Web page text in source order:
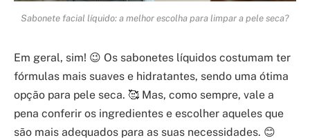
Sabonete facial líquido: a melhor escolha para limpar a pele seca?
Em geral, sim! 😉 Os sabonetes líquidos costumam ter
fórmulas mais suaves e hidratantes, sendo uma ótima
opção para pele seca. 🥰 Mas, como sempre, vale a
pena conferir os ingredientes e escolher aqueles que
são mais adequados para as suas necessidades. 😊